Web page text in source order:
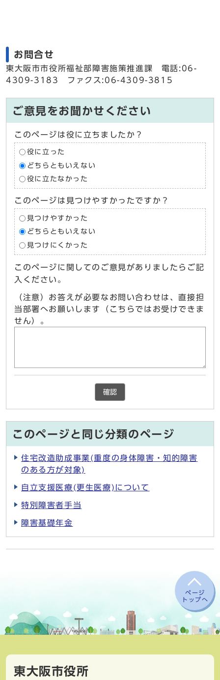
お問合せ
東大阪市市役所福祉部障害施策推進課 電話:06-
4309-3183 ファクス:06-4309-3815
ご意見をお聞かせください
このページは役に立ちましたか？
役に立った
どちらともいえない
役に立たなかった
このページは見つけやすかったですか？
見つけやすかった
どちらともいえない
見つけにくかった
このページに関してのご意見がありましたらご記
入ください。
（注意）お答えが必要なお問い合わせは、直接担
当部署へお願いします（こちらではお受けできま
せん）。
確認
このページと同じ分類のページ
住宅改造助成事業(重度の身体障害・知的障害
のある方が対象)
自立支援医療(更生医療)について
特別障害者手当
障害基礎年金
ページ
トップへ
東大阪市役所